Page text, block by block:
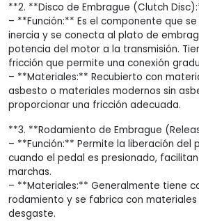
**2. **Disco de Embrague (Clutch
– **Función:** Es el componente que
inercia y se conecta al plato de
potencia del motor a la transmisión.
fricción que permite una conexión
– **Materiales:** Recubierto con
asbesto o materiales modernos sin
proporcionar una fricción adecuada.
**3. **Rodamiento de Embrague
– **Función:** Permite la liberación del
cuando el pedal es presionado,
marchas.
– **Materiales:** Generalmente tiene
rodamiento y se fabrica con
desgaste.